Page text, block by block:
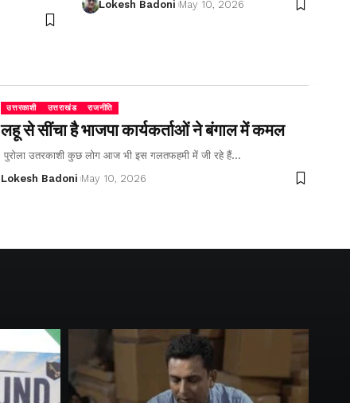
Lokesh Badoni May 10, 2026
उत्तरकाशी उत्तराखंड राजनीति
लहू से सींचा है भाजपा कार्यकर्ताओं ने बंगाल में कमल
पुरोला उतरकाशी कुछ लोग आज भी इस गलतफहमी में जी रहे हैं…
Lokesh Badoni May 10, 2026